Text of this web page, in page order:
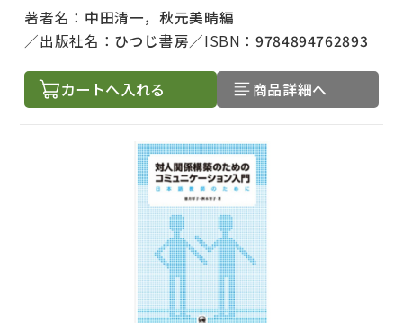
著者名： 中田清一，秋元美晴編
出版社名： ひつじ書房 ISBN：9784894762893
カートへ入れる 商品詳細へ